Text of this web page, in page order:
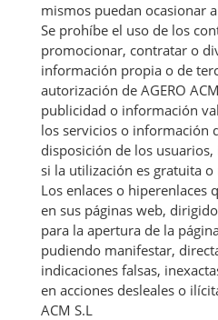
mismos puedan ocasionar
Se prohíbe el uso de los
promocionar, contratar o
información propia o de
autorización de AGERO
publicidad o información
los servicios o información
disposición de los
si la utilización es gratuita o
Los enlaces o hiperenlaces
en sus páginas web,
para la apertura de la
pudiendo manifestar,
indicaciones falsas,
en acciones desleales o
ACM S.L